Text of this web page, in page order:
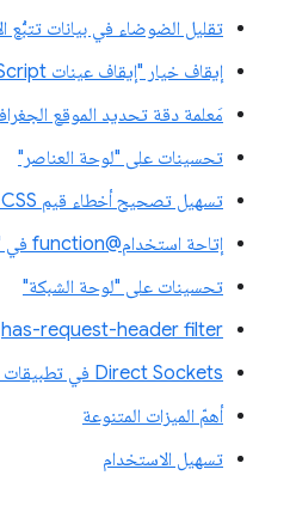
تقليل الضوضاء في بيانات تتبُّع
إيقاف خيار "إيقاف عينات JavaScript" نهائيًا
مَعلمة دقة تحديد الموقع
تحسينات على "لوحة العناصر"
تسهيل تصحيح أخطاء قيم CSS المعقّدة
إتاحة استخدام@function في "العناصر" > "الأنماط"
تحسينات على "لوحة الشبكة"
has-request-header filter
Direct Sockets في تطبيقات الويب المعزولة
أهمّ الميزات المتنوعة
تسهيل الاستخدام